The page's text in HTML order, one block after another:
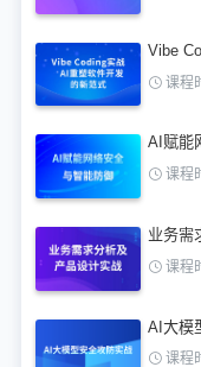
Vibe
课程
AI赋能
课程
业务需
课程
AI大模
课程